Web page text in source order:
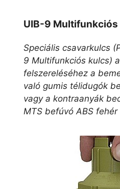
UIB-9 Multifunkciós
Speciális csavarkulcs
9 Multifunkciós kulcs)
felszereléséhez a
való gumis télidugók
vagy a kontraanyák
MTS befúvó ABS fehér